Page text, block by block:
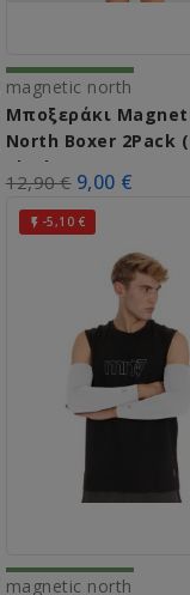
magnetic north
Μποξεράκι
North Boxer 2Pack
Black) 50020
12,90 € 9,00 €
 -5,10 €
magnetic north